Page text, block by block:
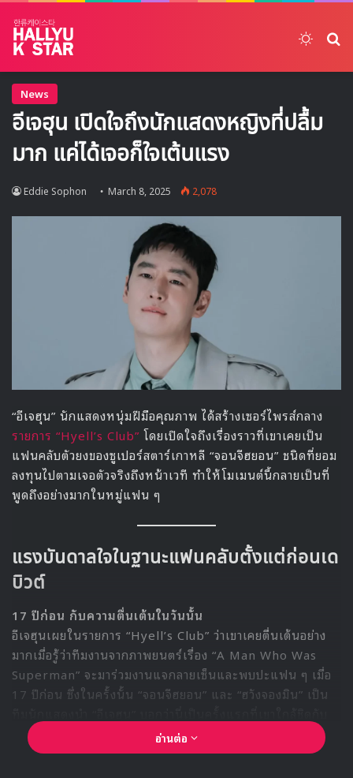
News
อีเจฮุน เปิดใจถึงนักแสดงหญิงที่ปลื้ม
มาก แค่ได้เจอก็ใจเต้นแรง
Eddie Sophon March 8, 2025 2,078
“อีเจฮุน” นักแสดงหนุ่มฝีมือคุณภาพ ได้สร้างเซอร์ไพรส์กลาง
รายการ “Hyell’s Club” โดยเปิดใจถึงเรื่องราวที่เขาเคยเป็น
แฟนคลับตัวยงของซูเปอร์สตาร์เกาหลี “จอนจีฮยอน” ชนิดที่ยอม
ลงทุนไปตามเจอตัวจริงถึงหน้าเวที ทำให้โมเมนต์นี้กลายเป็นที่
พูดถึงอย่างมากในหมู่แฟน ๆ
แรงบันดาลใจในฐานะแฟนคลับตั้งแต่ก่อนเด
บิวต์
17 ปีก่อน กับความตื่นเต้นในวันนั้น
อีเจฮุนเผยในรายการ “Hyell’s Club” ว่าเขาเคยตื่นเต้นอย่าง
มากเมื่อรู้ว่าทีมงานจากภาพยนตร์เรื่อง “A Man Who Was
Superman” จะมาร่วมงานแจกลายเซ็นและพบปะแฟน ๆ เมื่อ
17 ปีก่อน ซึ่งในครั้งนั้น “จอนจีฮยอน” และ “ฮวังจองมิน” เป็น
นักแสดงที่ตนชื่นชอบมากขนาดนี้ จนถึงกับเผลอตามออกไปนอก
โรงภาพยนตร์เพียงเพราะอยากเห็น “จอนจีฮยอน” ให้นานที่สุด
อ่านต่อ